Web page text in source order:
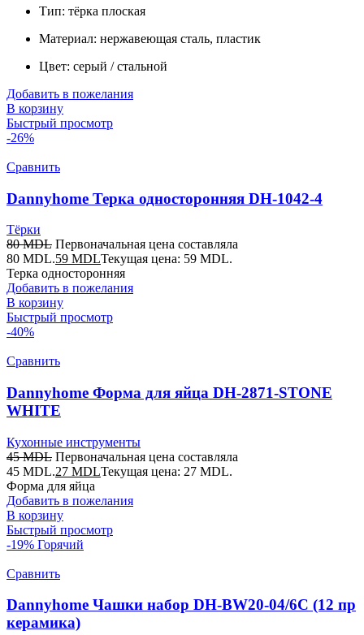
Тип: тёрка плоская
Материал: нержавеющая сталь, пластик
Цвет: серый / стальной
Добавить в пожелания
В корзину
Быстрый просмотр
-26%
Сравнить
Dannyhome Терка односторонняя DH-1042-4
Тёрки
80MDL Первоначальная цена составляла
80 MDL.59 MDLТекущая цена: 59 MDL.
Терка односторонняя
Добавить в пожелания
В корзину
Быстрый просмотр
-40%
Сравнить
Dannyhome Форма для яйца DH-2871-STONE
WHITE
Кухонные инструменты
45MDL Первоначальная цена составляла
45 MDL.27 MDLТекущая цена: 27 MDL.
Форма для яйца
Добавить в пожелания
В корзину
Быстрый просмотр
-19% Горячий
Сравнить
Dannyhome Чашки набор DH-BW20-04/6C (12 пр
керамика)